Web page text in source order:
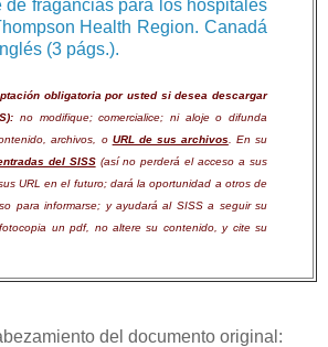
de fragancias para los hospitales
Health Region. Canadá
(3 págs.).
obligatoria por usted si desea descargar
no modifique; comercialice; ni aloje o difunda
archivos, o URL de sus archivos . En su
del SISS(así no perderá el acceso a sus
URL en el futuro; dará la oportunidad a otros de
para informarse; y ayudará al SISS a seguir su
un pdf, no altere su contenido, y cite su
del documento original: